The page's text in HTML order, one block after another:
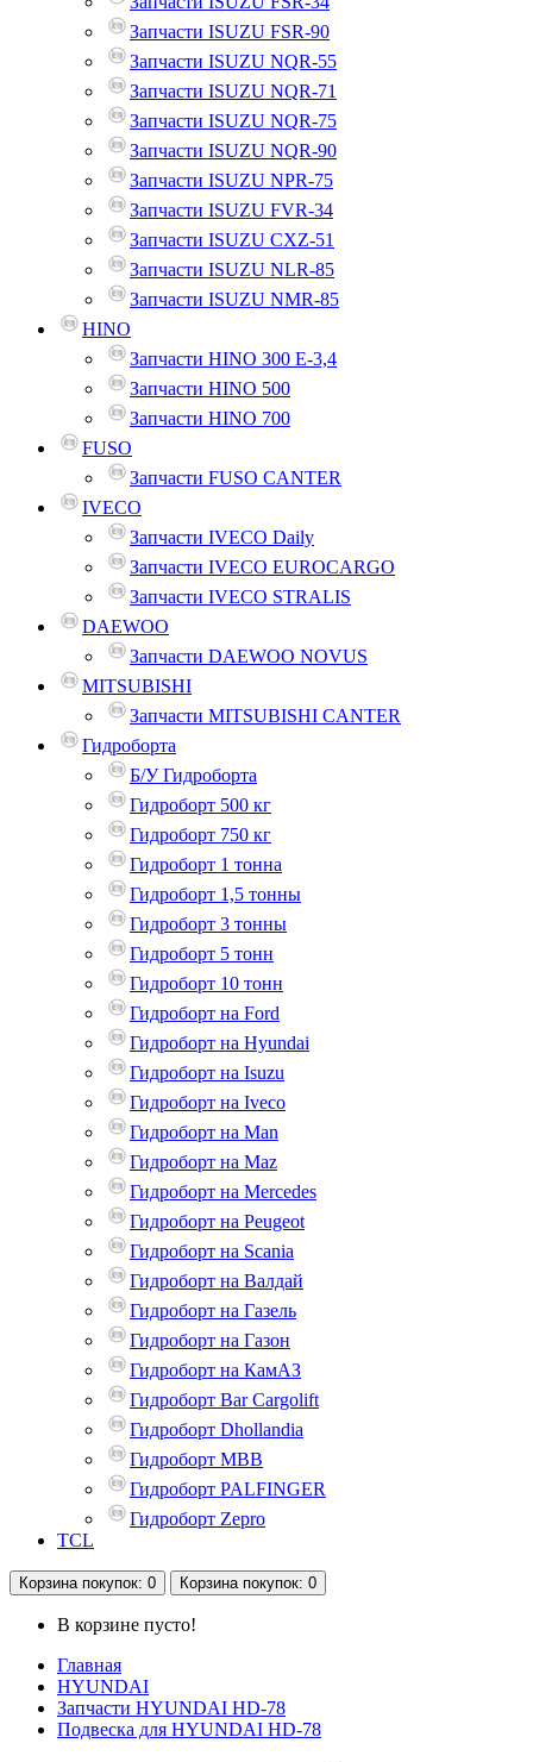
Запчасти ISUZU FSR-90
Запчасти ISUZU NQR-55
Запчасти ISUZU NQR-71
Запчасти ISUZU NQR-75
Запчасти ISUZU NQR-90
Запчасти ISUZU NPR-75
Запчасти ISUZU FVR-34
Запчасти ISUZU CXZ-51
Запчасти ISUZU NLR-85
Запчасти ISUZU NMR-85
HINO
Запчасти HINO 300 E-3,4
Запчасти HINO 500
Запчасти HINO 700
FUSO
Запчасти FUSO CANTER
IVECO
Запчасти IVECO Daily
Запчасти IVECO EUROCARGO
Запчасти IVECO STRALIS
DAEWOO
Запчасти DAEWOO NOVUS
MITSUBISHI
Запчасти MITSUBISHI CANTER
Гидроборта
Б/У Гидроборта
Гидроборт 500 кг
Гидроборт 750 кг
Гидроборт 1 тонна
Гидроборт 1,5 тонны
Гидроборт 3 тонны
Гидроборт 5 тонн
Гидроборт 10 тонн
Гидроборт на Ford
Гидроборт на Hyundai
Гидроборт на Isuzu
Гидроборт на Iveco
Гидроборт на Man
Гидроборт на Maz
Гидроборт на Mercedes
Гидроборт на Peugeot
Гидроборт на Scania
Гидроборт на Валдай
Гидроборт на Газель
Гидроборт на Газон
Гидроборт на КамАЗ
Гидроборт Bar Cargolift
Гидроборт Dhollandia
Гидроборт MBB
Гидроборт PALFINGER
Гидроборт Zepro
TCL
Корзина покупок: 0 Корзина покупок: 0
В корзине пусто!
Главная
HYUNDAI
Запчасти HYUNDAI HD-78
Подвеска для HYUNDAI HD-78